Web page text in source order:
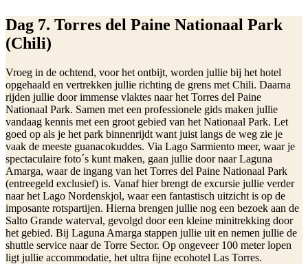
Dag 7. Torres del Paine Nationaal Park
(Chili)
Vroeg in de ochtend, voor het ontbijt, worden jullie bij het hotel
opgehaald en vertrekken jullie richting de grens met Chili. Daarna
rijden jullie door immense vlaktes naar het Torres del Paine
Nationaal Park. Samen met een professionele gids maken jullie
vandaag kennis met een groot gebied van het Nationaal Park. Let
goed op als je het park binnenrijdt want juist langs de weg zie je
vaak de meeste guanacokuddes. Via Lago Sarmiento meer, waar je
spectaculaire foto´s kunt maken, gaan jullie door naar Laguna
Amarga, waar de ingang van het Torres del Paine Nationaal Park
(entreegeld exclusief) is. Vanaf hier brengt de excursie jullie verder
naar het Lago Nordenskjol, waar een fantastisch uitzicht is op de
imposante rotspartijen. Hierna brengen jullie nog een bezoek aan de
Salto Grande waterval, gevolgd door een kleine minitrekking door
het gebied. Bij Laguna Amarga stappen jullie uit en nemen jullie de
shuttle service naar de Torre Sector. Op ongeveer 100 meter lopen
ligt jullie accommodatie, het ultra fijne ecohotel Las Torres.